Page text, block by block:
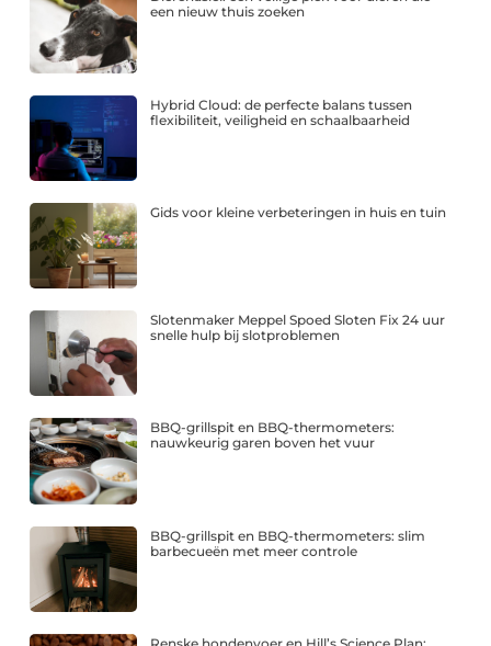
een nieuw thuis zoeken
Hybrid Cloud: de perfecte balans tussen
flexibiliteit, veiligheid en schaalbaarheid
Gids voor kleine verbeteringen in huis en tuin
Slotenmaker Meppel Spoed Sloten Fix 24 uur
snelle hulp bij slotproblemen
BBQ-grillspit en BBQ-thermometers:
nauwkeurig garen boven het vuur
BBQ-grillspit en BBQ-thermometers: slim
barbecueën met meer controle